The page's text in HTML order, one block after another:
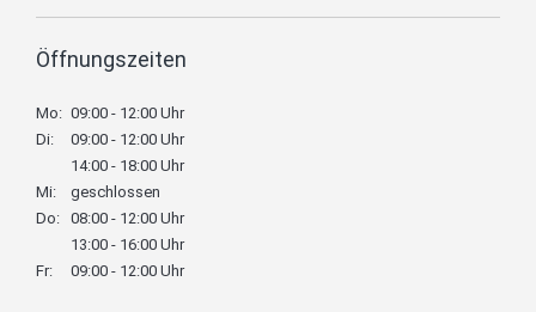
Öffnungszeiten
Mo: 09:00 - 12:00 Uhr
Di:
09:00 - 12:00 Uhr
14:00 - 18:00 Uhr
Mi:
geschlossen
Do: 08:00 - 12:00 Uhr
13:00 - 16:00 Uhr
Fr:
09:00 - 12:00 Uhr